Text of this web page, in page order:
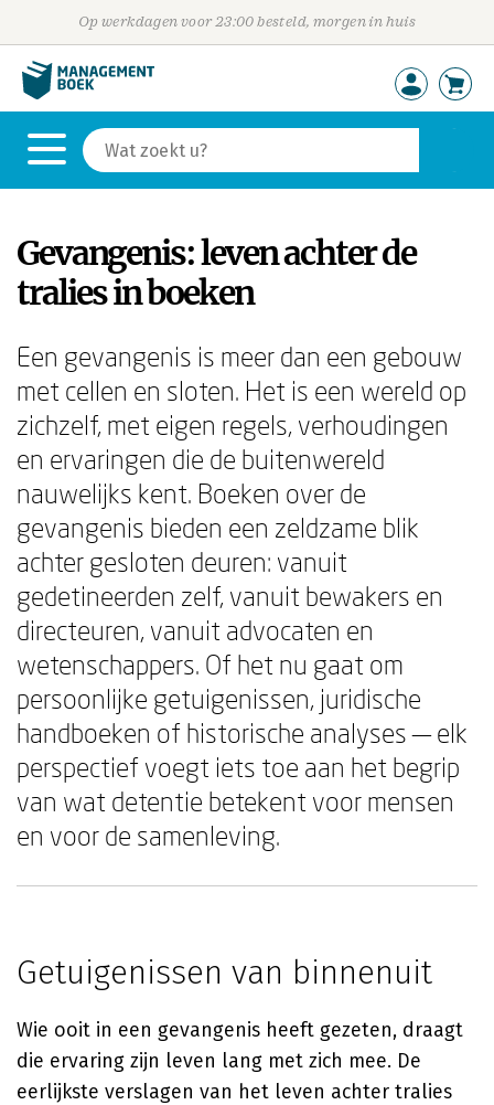
Op werkdagen voor 23:00 besteld, morgen in huis
Gevangenis: leven achter de
tralies in boeken
Een gevangenis is meer dan een gebouw
met cellen en sloten. Het is een wereld op
zichzelf, met eigen regels, verhoudingen
en ervaringen die de buitenwereld
nauwelijks kent. Boeken over de
gevangenis bieden een zeldzame blik
achter gesloten deuren: vanuit
gedetineerden zelf, vanuit bewakers en
directeuren, vanuit advocaten en
wetenschappers. Of het nu gaat om
persoonlijke getuigenissen, juridische
handboeken of historische analyses — elk
perspectief voegt iets toe aan het begrip
van wat detentie betekent voor mensen
en voor de samenleving.
Getuigenissen van binnenuit
Wie ooit in een gevangenis heeft gezeten, draagt
die ervaring zijn leven lang met zich mee. De
eerlijkste verslagen van het leven achter tralies